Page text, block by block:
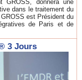
GROSS, donnera une
dans le traitement du
est Président du
de Paris et de
3 Jours